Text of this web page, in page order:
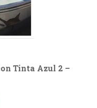
Tinta Azul 2 –